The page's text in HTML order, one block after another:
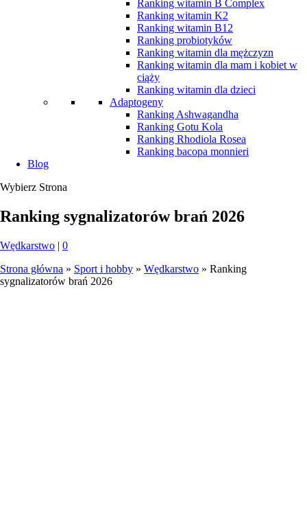
Ranking witamin B Complex
Ranking witamin K2
Ranking witamin B12
Ranking probiotyków
Ranking witamin dla mężczyzn
Ranking witamin dla mam i kobiet w
ciąży
Ranking witamin dla dzieci
Adaptogeny
Ranking Ashwagandha
Ranking Gotu Kola
Ranking Rhodiola Rosea
Ranking bacopa monnieri
Blog
Wybierz Strona
Ranking sygnalizatorów brań 2026
Wędkarstwo | 0
Strona główna » Sport i hobby » Wędkarstwo » Ranking
sygnalizatorów brań 2026